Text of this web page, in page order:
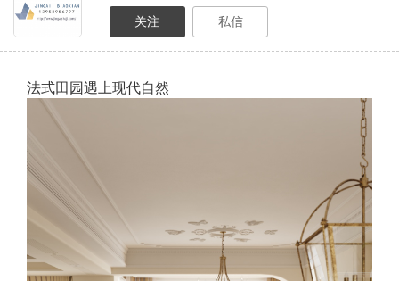
法式田园遇上现代自然